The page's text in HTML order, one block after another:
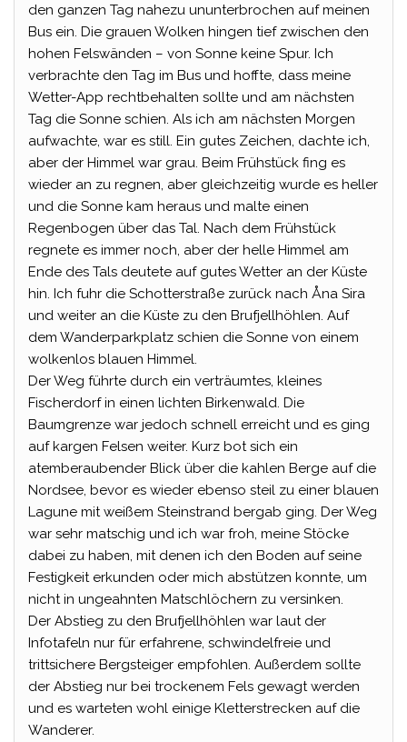
den ganzen Tag nahezu ununterbrochen auf meinen
Bus ein. Die grauen Wolken hingen tief zwischen den
hohen Felswänden – von Sonne keine Spur. Ich
verbrachte den Tag im Bus und hoffte, dass meine
Wetter-App rechtbehalten sollte und am nächsten
Tag die Sonne schien. Als ich am nächsten Morgen
aufwachte, war es still. Ein gutes Zeichen, dachte ich,
aber der Himmel war grau. Beim Frühstück fing es
wieder an zu regnen, aber gleichzeitig wurde es heller
und die Sonne kam heraus und malte einen
Regenbogen über das Tal. Nach dem Frühstück
regnete es immer noch, aber der helle Himmel am
Ende des Tals deutete auf gutes Wetter an der Küste
hin. Ich fuhr die Schotterstraße zurück nach Åna Sira
und weiter an die Küste zu den Brufjellhöhlen. Auf
dem Wanderparkplatz schien die Sonne von einem
wolkenlos blauen Himmel.
Der Weg führte durch ein verträumtes, kleines
Fischerdorf in einen lichten Birkenwald. Die
Baumgrenze war jedoch schnell erreicht und es ging
auf kargen Felsen weiter. Kurz bot sich ein
atemberaubender Blick über die kahlen Berge auf die
Nordsee, bevor es wieder ebenso steil zu einer blauen
Lagune mit weißem Steinstrand bergab ging. Der Weg
war sehr matschig und ich war froh, meine Stöcke
dabei zu haben, mit denen ich den Boden auf seine
Festigkeit erkunden oder mich abstützen konnte, um
nicht in ungeahnten Matschlöchern zu versinken.
Der Abstieg zu den Brufjellhöhlen war laut der
Infotafeln nur für erfahrene, schwindelfreie und
trittsichere Bergsteiger empfohlen. Außerdem sollte
der Abstieg nur bei trockenem Fels gewagt werden
und es warteten wohl einige Kletterstrecken auf die
Wanderer.